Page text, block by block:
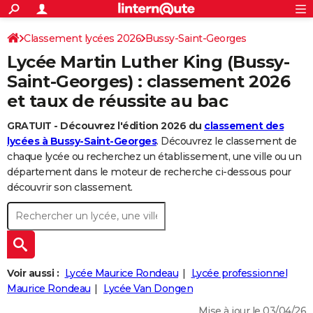
ACTUALITÉS
Politique
Société
Faits Divers
Education
Monde
Villes
+
SPORT
Coupe du monde 2026
Football
Tennis
Cyclisme
Rugby
Forum
CULTURE
Programme TV
TNT
Streaming
Cinéma
Sorties cinéma
Musique
+
FINANCE
Retraite
Impôts
Epargne
Immobilier
Risques naturels par ville
Banque
Assurance
Crédit
AUTO
Essais
Réserver un essai
Citadines
Berlines
SUV
Forum auto
+
HIGH-TECH
Mobiles
Meilleur smartphone
Internet
Ordinateurs
Jeux vidéo
Guide high-tech
+
BRICOLAGE
Forum
Aménagement intérieur
Extérieur
Cuisine
Salle de bains
Jardinage
Rangement
WEEK-END
Guides de France
Escapades
Patrimoine
Expositions
Musées
Week-end nature
+LIFESTYLE
Art de vivre
Bien-être
Loisirs
Mode
Modes de vie
+SANTE
Rechercher
S'inscrire
Connexion
Classement lycées 2026 Bussy-Saint-Georges
Lycée Martin Luther King (Bussy-
Saint-Georges) : classement 2026
et taux de réussite au bac
GRATUIT - Découvrez l'édition 2026 du classement des
lycées à Bussy-Saint-Georges. Découvrez le classement de
chaque lycée ou recherchez un établissement, une ville ou un
département dans le moteur de recherche ci-dessous pour
découvrir son classement.
Voir aussi : Lycée Maurice Rondeau
Lycée professionnel
Maurice Rondeau
Lycée Van Dongen